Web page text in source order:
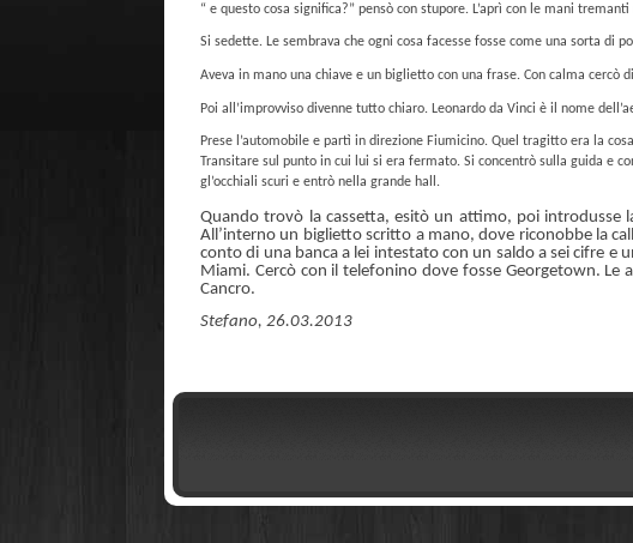
“ e questo cosa significa?” pensò con stupore. L’aprì con le mani
Si sedette. Le sembrava che ogni cosa facesse fosse come una sorta di
Aveva in mano una chiave e un biglietto con una frase. Con calma cercò
Poi all’improvviso divenne tutto chiaro. Leonardo da Vinci è il nome
Prese l’automobile e partì in direzione Fiumicino. Quel tragitto era la
Transitare sul punto in cui lui si era fermato. Si concentrò sulla guida e
gl’occhiali scuri e entrò nella grande hall.
Quando trovò la cassetta, esitò un attimo, poi introdusse
All’interno un biglietto scritto a mano, dove riconobbe la
conto di una banca a lei intestato con un saldo a sei cifre
Miami. Cercò con il telefonino dove fosse Georgetown. Le
Cancro.
Stefano, 26.03.2013